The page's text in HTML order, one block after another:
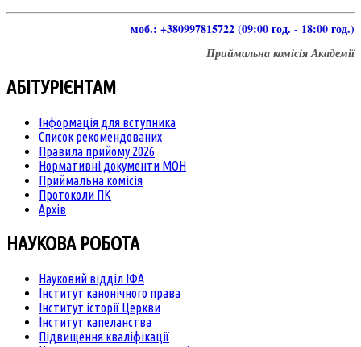
моб.: +380997815722 (09:00 год. - 18:00 год.)
Приймальна комісія Академії
АБІТУРІЄНТАМ
Інформація для вступника
Список рекомендованих
Правила прийому 2026
Нормативні документи МОН
Приймальна комісія
Протоколи ПК
Архів
НАУКОВА РОБОТА
Науковий відділ ІФА
Інститут канонічного права
Інститут історії Церкви
Інститут капеланства
Підвищення кваліфікації